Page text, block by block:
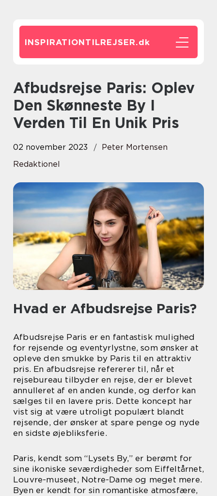
INSPIRATIONTILREJSER.dk
Afbudsrejse Paris: Oplev
Den Skønneste By I
Verden Til En Unik Pris
02 november 2023
Peter Mortensen
Redaktionel
Hvad er Afbudsrejse Paris?
Afbudsrejse Paris er en fantastisk mulighed
for rejsende og eventyrlystne, som ønsker at
opleve den smukke by Paris til en attraktiv
pris. En afbudsrejse refererer til, når et
rejsebureau tilbyder en rejse, der er blevet
annulleret af en anden kunde, og derfor kan
sælges til en lavere pris. Dette koncept har
vist sig at være utroligt populært blandt
rejsende, der ønsker at spare penge og nyde
en sidste øjebliksferie.
Paris, kendt som “Lysets By,” er berømt for
sine ikoniske seværdigheder som Eiffeltårnet,
Louvre-museet, Notre-Dame og meget mere.
Byen er kendt for sin romantiske atmosfære,